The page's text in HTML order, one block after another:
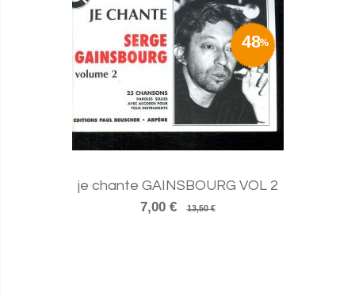
48
je chante GAINSBOURG VOL 2
7,00 €
13,50 €